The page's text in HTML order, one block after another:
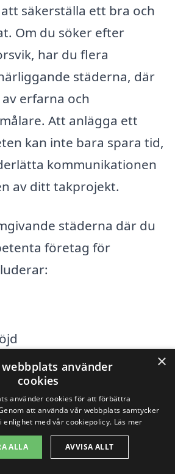
säkerställa ett bra och
Om du söker efter
har du flera
städerna, där
erfarna och
Att anlägga ett
kan inte bara spara tid,
kommunikationen
av ditt takprojekt.
städerna där du
företag för
×
webbplats använder
cookies
använder cookies för att förbättra
att använda vår webbplats samtycker
enlighet med vår cookiepolicy. Läs mer
ALLA AVVISA ALLT